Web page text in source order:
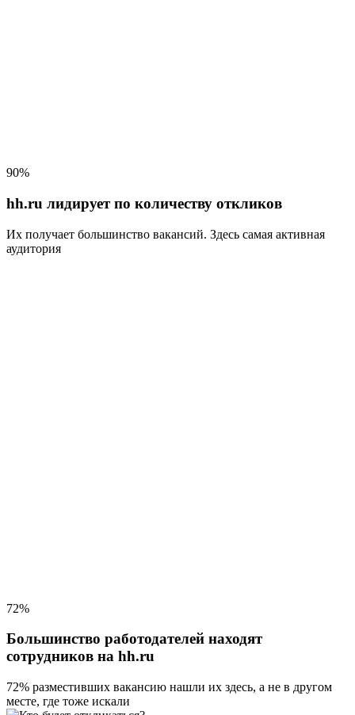
90%
hh.ru лидирует по количеству откликов
Их получает большинство вакансий. Здесь самая активная
аудитория
72%
Большинство работодателей находят
сотрудников на hh.ru
72% разместивших вакансию нашли их здесь, а не в другом
месте, где тоже искали